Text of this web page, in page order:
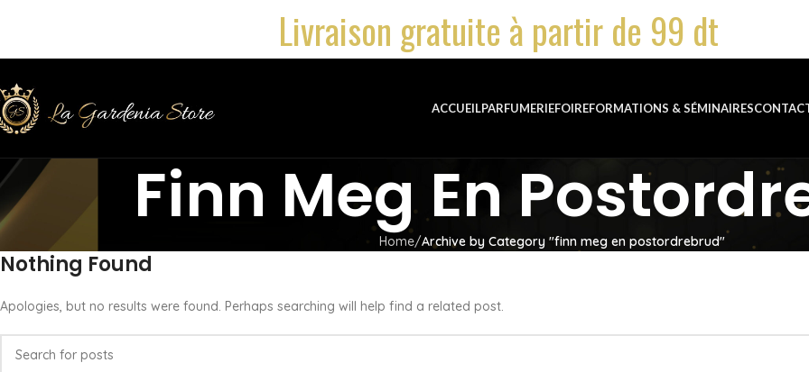
Livraison gratuite à partir de 99 dt
ACCUEILPARFUMERIEFOIREFORMATIONS & SÉMINAIRES
Finn Meg En
Home Archive by Category "finn meg en postordrebrud"
Nothing Found
Apologies, but no results were found. Perhaps searching will help find a related post.